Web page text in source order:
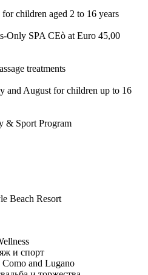
children aged 2 to 16 years
Only SPA CEò at Euro 45,00
treatments
and August for children up to 16
& Sport Program
Beach Resort
и спорт
Como and Lugano